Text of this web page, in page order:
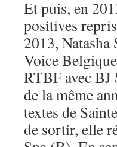
Et puis, en
positives
2013,
Voice
RTBF avec
de la même
textes de
de sortir, elle